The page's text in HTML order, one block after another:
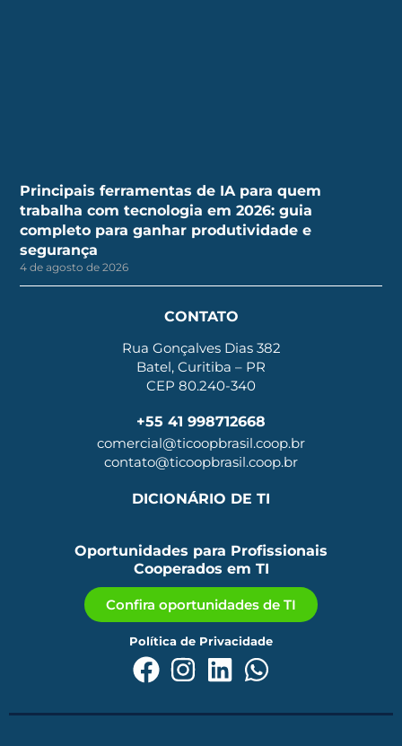
Principais ferramentas de IA para quem
trabalha com tecnologia em 2026: guia
completo para ganhar produtividade e
segurança
4 de agosto de 2026
CONTATO
Rua Gonçalves Dias 382
Batel, Curitiba – PR
CEP 80.240-340
+55 41 998712668
comercial@ticoopbrasil.coop.br
contato@ticoopbrasil.coop.br
DICIONÁRIO DE TI
Oportunidades para Profissionais
Cooperados em TI
Confira oportunidades de TI
Política de Privacidade